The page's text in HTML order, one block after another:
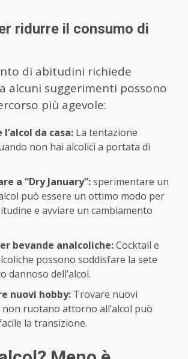
ridurre il consumo di
di abitudini richiede
alcuni suggerimenti possono
più agevole:
da casa: La tentazione
non hai alcolici a portata di
a “Dry January”:sperimentare un
può essere un ottimo modo per
e avviare un cambiamento
bevande analcoliche:Cocktail e
possono soddisfare la sete
dannoso dell’alcol.
nuovi hobby: Trovare nuovi
non ruotano attorno all’alcol può
la transizione.